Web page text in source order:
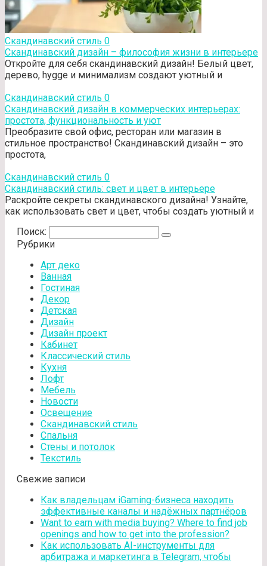
Скандинавский стиль 0
Скандинавский дизайн – философия жизни в интерьере
Откройте для себя скандинавский дизайн! Белый цвет,
дерево, hygge и минимализм создают уютный и
Скандинавский стиль 0
Скандинавский дизайн в коммерческих интерьерах:
простота, функциональность и уют
Преобразите свой офис, ресторан или магазин в
стильное пространство! Скандинавский дизайн – это
простота,
Скандинавский стиль 0
Скандинавский стиль: свет и цвет в интерьере
Раскройте секреты скандинавского дизайна! Узнайте,
как использовать свет и цвет, чтобы создать уютный и
Поиск:
Рубрики
Арт деко
Ванная
Гостиная
Декор
Детская
Дизайн
Дизайн проект
Кабинет
Классический стиль
Кухня
Лофт
Мебель
Новости
Освещение
Скандинавский стиль
Спальня
Стены и потолок
Текстиль
Свежие записи
Как владельцам iGaming-бизнеса находить
эффективные каналы и надёжных партнёров
Want to earn with media buying? Where to find job
openings and how to get into the profession?
Как использовать AI-инструменты для
арбитража и маркетинга в Telegram, чтобы